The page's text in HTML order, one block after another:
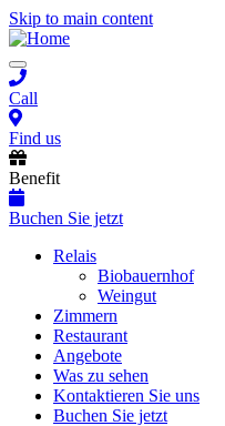
Skip to main content
Toggle
navigation
Call
Find us
Benefit
Buchen Sie jetzt
Main
navigation
Relais
Biobauernhof
Weingut
Zimmern
Restaurant
Angebote
Was zu sehen
Kontaktieren Sie uns
Buchen Sie jetzt